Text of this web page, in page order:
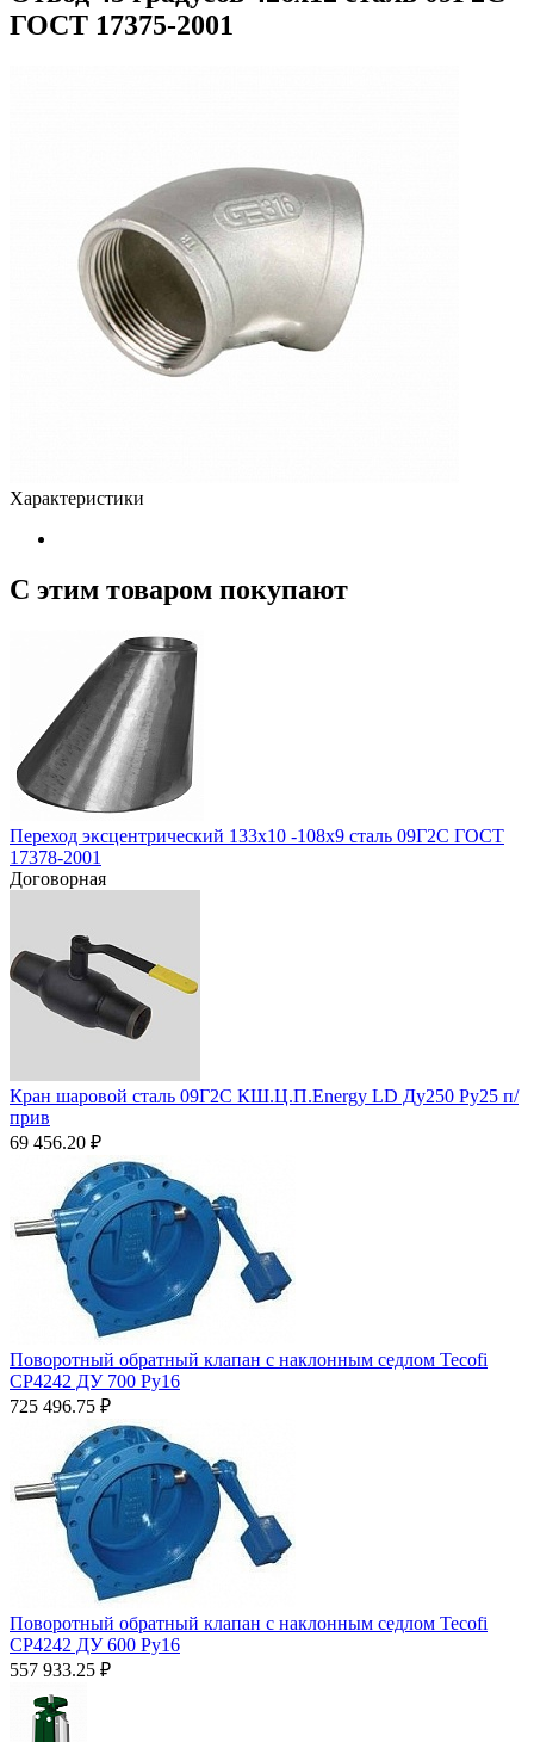
ГОСТ 17375-2001
Характеристики
С этим товаром покупают
Переход эксцентрический 133х10 -108х9 сталь 09Г2С ГОСТ
17378-2001
Договорная
Кран шаровой сталь 09Г2С КШ.Ц.П.Energy LD Ду250 Ру25 п/
прив
69 456.20 ₽
Поворотный обратный клапан с наклонным седлом Tecofi
CP4242 ДУ 700 Py16
725 496.75 ₽
Поворотный обратный клапан с наклонным седлом Tecofi
CP4242 ДУ 600 Py16
557 933.25 ₽